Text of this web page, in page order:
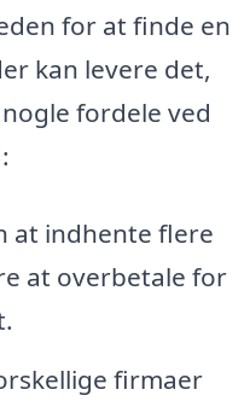
for at finde en
kan levere det,
fordele ved
at indhente flere
at overbetale for
firmaer